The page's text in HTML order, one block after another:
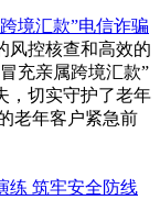
境汇款”电信诈骗
风控核查和高效的
充亲属跨境汇款”
，切实守护了老年
老年客户紧急前